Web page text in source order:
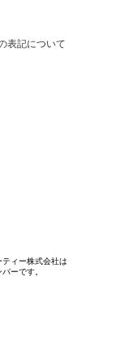
表記について
ティー株式会社は
ーです。